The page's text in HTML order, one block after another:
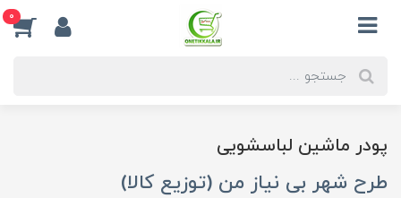
0
پودر ماشین لباسشویی
طرح شهر بی نیاز من (توزیع کالا)